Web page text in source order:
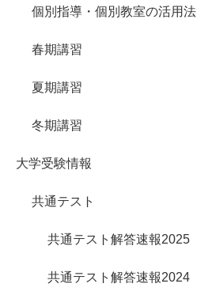
個別指導・個別教室の活用法
春期講習
夏期講習
冬期講習
大学受験情報
共通テスト
共通テスト解答速報2025
共通テスト解答速報2024